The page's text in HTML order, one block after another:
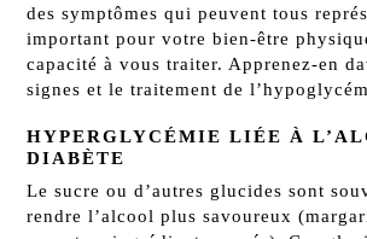
des symptômes qui peuvent tous
important pour votre bien-être
capacité à vous traiter. Apprenez-en
signes et le traitement de
HYPERGLYCÉMIE LIÉE À
DIABÈTE
Le sucre ou d’autres glucides sont
rendre l’alcool plus savoureux